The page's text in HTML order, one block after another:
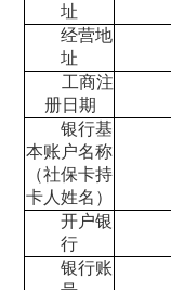
址
经营地
址
工商注
册日期
银行基
本账户名称
（社保卡持
卡人姓名）
开户银
行
银行账